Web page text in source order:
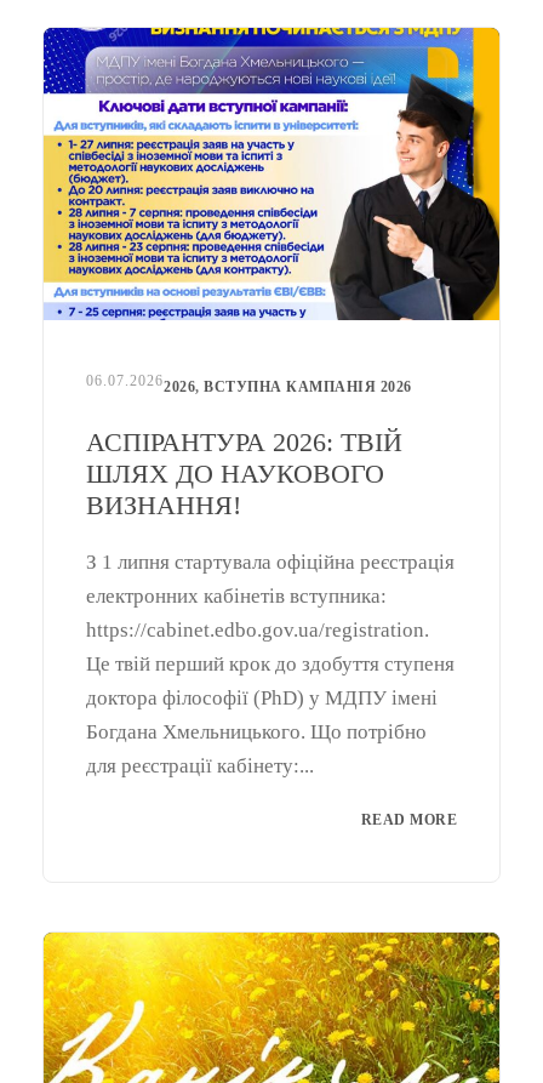
06.07.20262026, ВСТУПНА КАМПАНІЯ 2026
АСПІРАНТУРА 2026: ТВІЙ
ШЛЯХ ДО НАУКОВОГО
ВИЗНАННЯ!
З 1 липня стартувала офіційна реєстрація
електронних кабінетів вступника:
https://cabinet.edbo.gov.ua/registration.
Це твій перший крок до здобуття ступеня
доктора філософії (PhD) у МДПУ імені
Богдана Хмельницького. Що потрібно
для реєстрації кабінету:...
READ MORE